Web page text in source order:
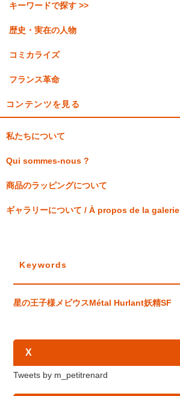
キーワードで探す >>
歴史・実在の人物
コミカライズ
フランス革命
コンテンツを見る
私たちについて
Qui sommes-nous ?
商品のラッピングについて
ギャラリーについて / À propos de la galerie
Keywords
星の王子様メビウスMétal Hurlant妖精SF
X
Tweets by m_petitrenard